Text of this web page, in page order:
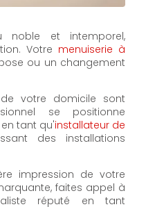
et intemporel,
Votre menuiserie à
ou un changement
votre domicile sont
se positionne
tant qu'installateur de
des installations
impression de votre
faites appel à
réputé en tant